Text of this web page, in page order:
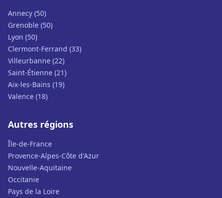
Annecy (50)
Grenoble (50)
Lyon (50)
Clermont-Ferrand (33)
Villeurbanne (22)
Saint-Étienne (21)
Aix-les-Bains (19)
Valence (18)
Autres régions
Île-de-France
Provence-Alpes-Côte d'Azur
Nouvelle-Aquitaine
Occitanie
Pays de la Loire